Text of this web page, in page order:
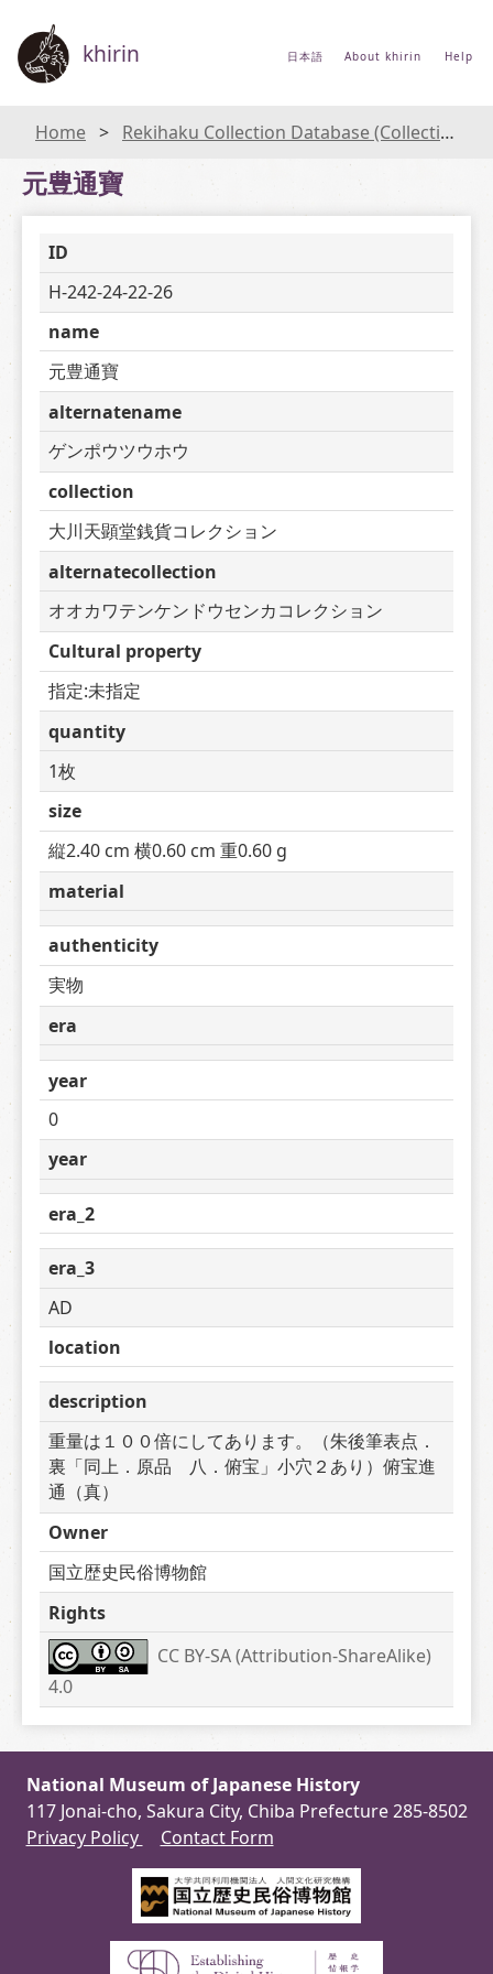
khirin 日本語 About khirin Help
Home Rekihaku Collection Database (Collections Database of the National Museum of Japanese History)
元豊通寶
ID
H-242-24-22-26
name
元豊通寶
alternatename
ゲンポウツウホウ
collection
大川天顕堂銭貨コレクション
alternatecollection
オオカワテンケンドウセンカコレクション
Cultural property
指定:未指定
quantity
1枚
size
縦2.40 cm 横0.60 cm 重0.60 g
material
authenticity
実物
era
year
0
year
era_2
era_3
AD
location
description
重量は１００倍にしてあります。（朱後筆表点．
裏「同上．原品　八．俯宝」小穴２あり）俯宝進
通（真）
Owner
国立歴史民俗博物館
Rights
CC BY-SA (Attribution-ShareAlike)
4.0
National Museum of Japanese History
117 Jonai-cho, Sakura City, Chiba Prefecture 285-8502
Privacy Policy
Contact Form